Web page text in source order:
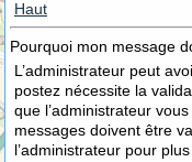
Haut
Pourquoi mon message
L’administrateur peut
postez nécessite la
que l’administrateur
messages doivent être
l’administrateur pour plus